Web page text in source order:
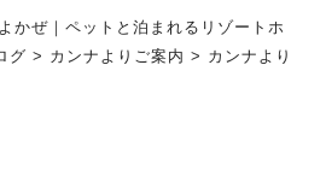
かぜ｜ペットと泊まれるリゾートホ
グ > カンナよりご案内 > カンナより